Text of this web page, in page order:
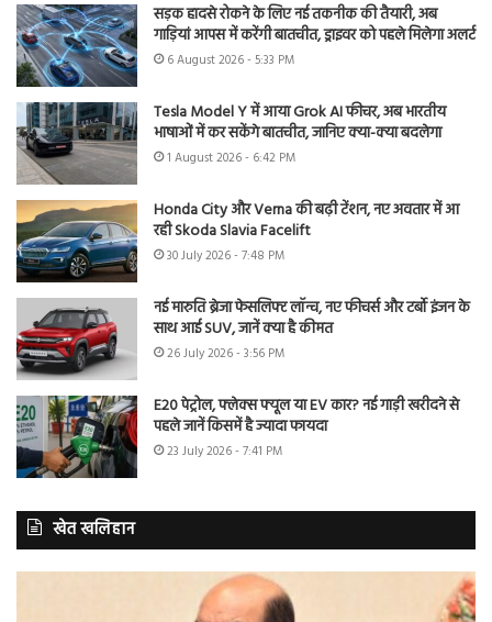
सड़क हादसे रोकने के लिए नई तकनीक की तैयारी, अब
गाड़ियां आपस में करेंगी बातचीत, ड्राइवर को पहले मिलेगा अलर्ट
6 August 2026 - 5:33 PM
Tesla Model Y में आया Grok AI फीचर, अब भारतीय
भाषाओं में कर सकेंगे बातचीत, जानिए क्या-क्या बदलेगा
1 August 2026 - 6:42 PM
Honda City और Verna की बढ़ी टेंशन, नए अवतार में आ
रही Skoda Slavia Facelift
30 July 2026 - 7:48 PM
नई मारुति ब्रेजा फेसलिफ्ट लॉन्च, नए फीचर्स और टर्बो इंजन के
साथ आई SUV, जानें क्या है कीमत
26 July 2026 - 3:56 PM
E20 पेट्रोल, फ्लेक्स फ्यूल या EV कार? नई गाड़ी खरीदने से
पहले जानें किसमें है ज्यादा फायदा
23 July 2026 - 7:41 PM
खेत खलिहान